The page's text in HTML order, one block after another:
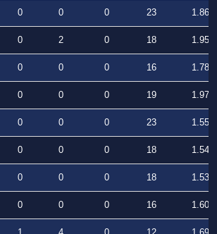
0 0 0 23
1.865
0 2 0 18
1.957
0 0 0 16
1.782
0 0 0 19
1.978
0 0 0 23
1.557
0 0 0 18
1.549
0 0 0 18
1.538
0 0 0 16
1.603